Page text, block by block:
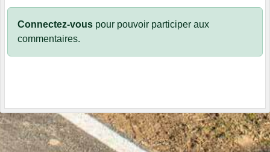
Connectez-vous pour pouvoir participer aux
commentaires.